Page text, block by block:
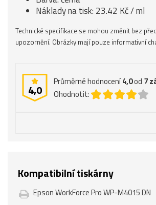
Náklady na tisk: 23.42 Kč / ml
Technické specifikace se mohou změnit bez
upozornění. Obrázky mají pouze informativní
4,0
Průměrné hodnocení4,0od 7
Ohodnotit:
Kompatibilní tiskárny
Epson WorkForce Pro WP-M4015 DN